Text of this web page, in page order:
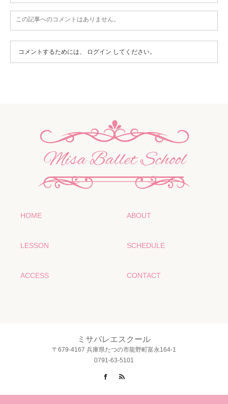
この記事へのコメントはありません。
コメントするためには、 ログイン してください。
HOME ABOUT
LESSON SCHEDULE
ACCESS CONTACT
ミサバレエスクール
〒679-4167 兵庫県たつの市龍野町富永164-1
0791-63-5101
Facebook